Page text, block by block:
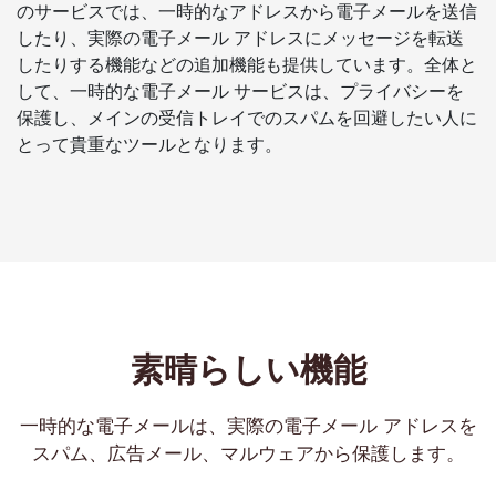
のサービスでは、一時的なアドレスから電子メールを送信
したり、実際の電子メール アドレスにメッセージを転送
したりする機能などの追加機能も提供しています。全体と
して、一時的な電子メール サービスは、プライバシーを
保護し、メインの受信トレイでのスパムを回避したい人に
とって貴重なツールとなります。
素晴らしい機能
一時的な電子メールは、実際の電子メール アドレスを
スパム、広告メール、マルウェアから保護します。